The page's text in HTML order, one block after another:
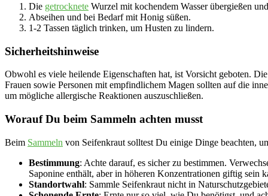
Die getrocknete Wurzel mit kochendem Wasser übergießen
Abseihen und bei Bedarf mit Honig süßen.
1-2 Tassen täglich trinken, um Husten zu lindern.
Sicherheitshinweise
Obwohl es viele heilende Eigenschaften hat, ist Vorsicht geboten.
Frauen sowie Personen mit empfindlichem Magen sollten auf die
um mögliche allergische Reaktionen auszuschließen.
Worauf Du beim Sammeln achten musst
Beim Sammeln von Seifenkraut solltest Du einige Dinge beachten,
Bestimmung: Achte darauf, es sicher zu bestimmen.
Saponine enthält, aber in höheren Konzentrationen giftig sein
Standortwahl: Sammle Seifenkraut nicht in